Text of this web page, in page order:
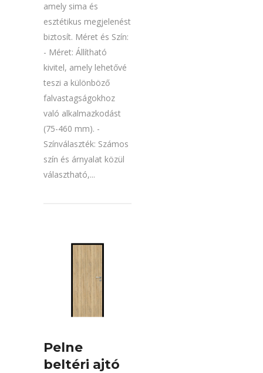
amely sima és
esztétikus megjelenést
biztosít. Méret és Szín:
- Méret: Állítható
kivitel, amely lehetővé
teszi a különböző
falvastagságokhoz
való alkalmazkodást
(75-460 mm). -
Színválaszték: Számos
szín és árnyalat közül
választható,...
Pelne
beltéri ajtó